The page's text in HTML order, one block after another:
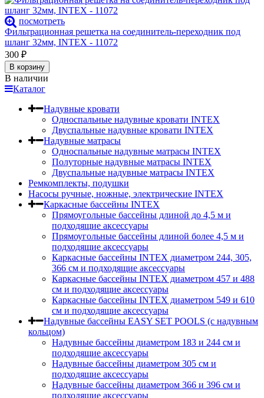
посмотреть
Фильтрационная решетка на соединитель-переходник под
шланг 32мм, INTEX - 11072
300 ₽
В корзину
В наличии
Каталог
Надувные кровати
Односпальные надувные кровати INTEX
Двуспальные надувные кровати INTEX
Надувные матрасы
Односпальные надувные матрасы INTEX
Полуторные надувные матрасы INTEX
Двуспальные надувные матрасы INTEX
Ремкомплекты, подушки
Насосы ручные, ножные, электрические INTEX
Каркасные бассейны INTEX
Прямоугольные бассейны длиной до 4,5 м и
подходящие аксессуары
Прямоугольные бассейны длиной более 4,5 м и
подходящие аксессуары
Каркасные бассейны INTEX диаметром 244, 305,
366 см и подходящие аксессуары
Каркасные бассейны INTEX диаметром 457 и 488
cм и подходящие аксессуары
Каркасные бассейны INTEX диаметром 549 и 610
см и подходящие аксессуары
Надувные бассейны EASY SET POOLS (с надувным
кольцом)
Надувные бассейны диаметром 183 и 244 см и
подходящие аксессуары
Надувные бассейны диаметром 305 см и
подходящие аксессуары
Надувные бассейны диаметром 366 и 396 см и
подходящие аксессуары